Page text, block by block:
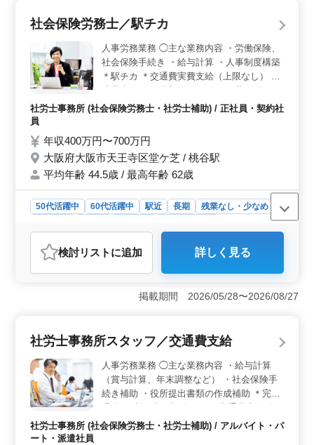
など幅広い労務業務を担当します。これまで培ってきた
人事労務や事務経験を活かして活躍できる職場で
す。 ＜通勤面と待遇面の魅力＞ 勤務地は大阪メト
ロ谷町線の平野駅・駒川中野駅からアクセス可能です。
交通費支給に加え、賞与や社会保険完備など福利厚生も
整っており、安心して長く働ける環境です。
社会保険労務士／駅チカ
人事労務業務 ◯主な業務内容 ・労働保険、
社会保険手続き ・給与計算 ・人事制度構築
＊駅チカ ＊交通費実費支給（上限なし） ＊
くださる方を募集します。 これまでの経験
社労士事務所 (社会保険労務士・社労士補助) / 正社員・契約社
員
年収400万円〜700万円
大阪府大阪市天王寺区堂ケ芝 / 桃谷駅
平均年齢 44.5歳 / 最高年齢 62歳
50代活躍中 60代活躍中 駅近 長期
残業なし・少なめ
おすすめポイント
＜オンオフ切り替えられる職場＞ 夏季休暇や年末年始
休暇があり、オンオフを切り替えて働ける環境です。残
業も少なめのため、経験を活かしながら無理なく働き続
けたい方にも適しています。 ＜社労士事務所経験を
務所での経験を活かしながら、幅広い人事労務業務に携
地は桃谷駅から徒歩圏内にあり、毎日の通勤負担を抑え
られます。交通費支給に加え、賞与や社会保険完備など
福利厚生も整っており、安心して長く働ける環境です。
検討リスト に追加 詳しく見る
掲載期間 2026/05/28〜2026/08/27
社労士事務所スタッフ／交通費支給
人事労務業務 ◯主な業務内容 ・給与計算
（賞与計算、年末調整など） ・社会保険手
続き補助 ・役所提出書類の作成補助 ＊完全
齢関係なく能力を活かせるお仕事です。 ぜ
社労士事務所 (社会保険労務士・社労士補助) / アルバイト・パ
ート・派遣社員